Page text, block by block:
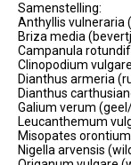
Samenstelling:
Anthyllis vulneraria
Briza media
Campanula
Clinopodium
Dianthus armeria
Dianthus
Galium verum
Leucanthemum
Misopates
Nigella arvensis